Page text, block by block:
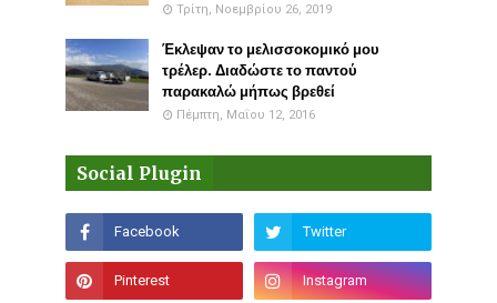
Τρίτη, Νοεμβρίου 26, 2019
Έκλεψαν το μελισσοκομικό μου
τρέλερ. Διαδώστε το παντού
παρακαλώ μήπως βρεθεί
Πέμπτη, Μαΐου 12, 2016
Social Plugin